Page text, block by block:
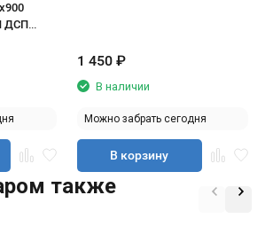
ДСП
1 450 ₽
В наличии
Можно забрать сегодня
В корзину
также